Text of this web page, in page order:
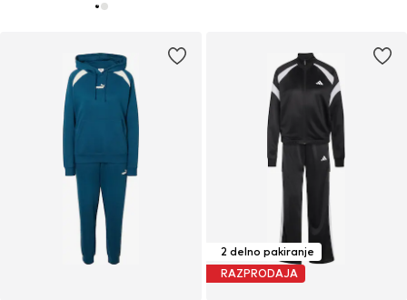
2 delno pakiranje
RAZPRODAJA